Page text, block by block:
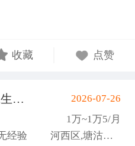
收藏 点赞
机械/仪器仪表,生产管理/研发 (高蕾)
2026-07-26
1万~1万5/月
经验
河西区,塘沽区,东丽区